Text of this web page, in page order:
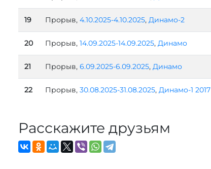
19 Прорыв, 4.10.2025-4.10.2025, Динамо-2
20 Прорыв, 14.09.2025-14.09.2025, Динамо
21 Прорыв, 6.09.2025-6.09.2025, Динамо
22 Прорыв, 30.08.2025-31.08.2025, Динамо-1 2017
Расскажите друзьям